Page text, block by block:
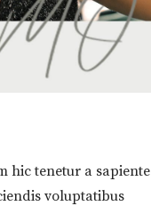
hic tenetur a sapiente
voluptatibus